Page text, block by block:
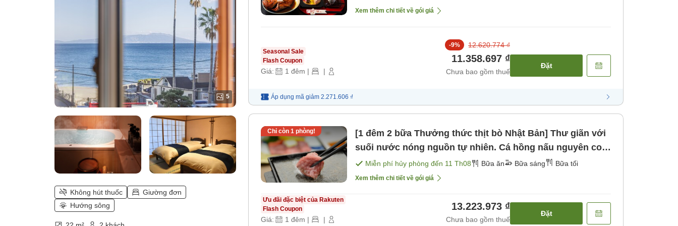
thư giãn ~ Bồn tắm suối nước nóng
chảy trực tiếp <Ikoi> kèm bữa ăn
kiểu nhà hàng)
5
Không hút thuốc
Giường đơn
Hướng sông
Xem thêm chi tiết về gói giá
Seasonal Sale
Flash Coupon
Giá: 1 đêm | |
-9% 12.620.774 ₫
11.358.697 ₫
Chưa bao gồm thuế
Đặt
Áp dụng mã giảm 2.271.606 ₫
Chỉ còn 1 phòng!
[1 đêm 2 bữa Thưởng thức thịt bò Nhật Bản] Thư giãn với
suối nước nóng nguồn tự nhiên. Cá hồng nấu nguyên con
và "Bữa tiệc thịt nướng đá nóng". [Bữa sáng] [Bữa tối]
Miễn phí hủy phòng đến 11 Th08 Bữa ăn Bữa sáng Bữa tối
Xem thêm chi tiết về gói giá
Ưu đãi đặc biệt của Rakuten
Flash Coupon
Giá: 1 đêm | |
13.223.973 ₫
Chưa bao gồm thuế
Đặt